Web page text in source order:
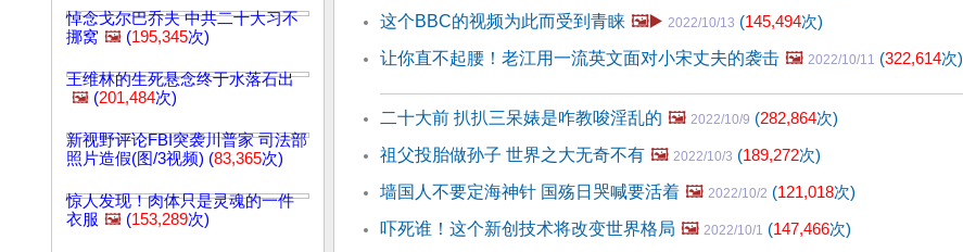
悼念戈尔巴乔夫 中共二十大习不
挪窝 🖼️ (195,345次)
王维林的生死悬念终于水落石出
🖼️ (201,484次)
新视野评论FBI突袭川普家 司法部
照片造假(图/3视频) (83,365次)
惊人发现！肉体只是灵魂的一件
衣服 🖼️ (153,289次)
这个BBC的视频为此而受到青睐 🖼️▶️ 2022/10/13 (145,494次)
让你直不起腰！老江用一流英文面对小宋丈夫的袭击 🖼️ 2022/10/11 (322,614次)
二十大前 扒扒三呆婊是咋教唆淫乱的 🖼️ 2022/10/9 (282,864次)
祖父投胎做孙子 世界之大无奇不有 🖼️ 2022/10/3 (189,272次)
墙国人不要定海神针 国殇日哭喊要活着 🖼️ 2022/10/2 (121,018次)
吓死谁！这个新创技术将改变世界格局 🖼️ 2022/10/1 (147,466次)